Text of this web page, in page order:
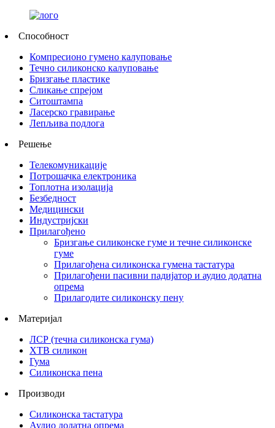
Способност
Компресионо гумено калуповање
Течно силиконско калуповање
Бризгање пластике
Сликање спрејом
Ситоштампа
Ласерско гравирање
Лепљива подлога
Решење
Телекомуникације
Потрошачка електроника
Топлотна изолација
Безбедност
Медицински
Индустријски
Прилагођено
Бризгање силиконске гуме и течне силиконске
гуме
Прилагођена силиконска гумена тастатура
Прилагођени пасивни падијатор и аудио додатна
опрема
Прилагодите силиконску пену
Материјал
ЛСР (течна силиконска гума)
ХТВ силикон
Гума
Силиконска пена
Производи
Силиконска тастатура
Аудио додатна опрема